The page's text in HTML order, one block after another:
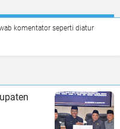
komentator seperti diatur